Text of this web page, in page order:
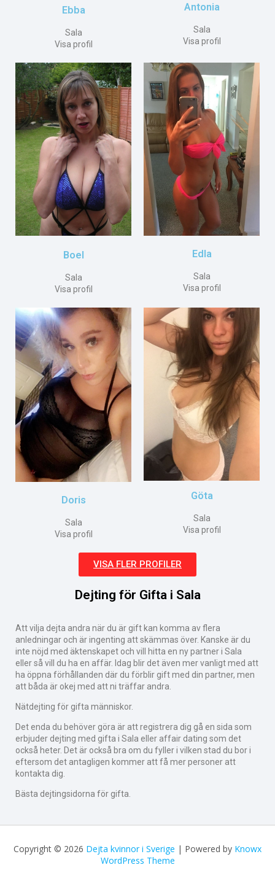
Ebba
Sala
Visa profil
Antonia
Sala
Visa profil
Boel
Sala
Visa profil
Edla
Sala
Visa profil
Doris
Sala
Visa profil
Göta
Sala
Visa profil
VISA FLER PROFILER
Dejting för Gifta i Sala
Att vilja dejta andra när du är gift kan komma av flera
anledningar och är ingenting att skämmas över. Kanske är du
inte nöjd med äktenskapet och vill hitta en ny partner i Sala
eller så vill du ha en affär. Idag blir det även mer vanligt med att
ha öppna förhållanden där du förblir gift med din partner, men
att båda är okej med att ni träffar andra.
Nätdejting för gifta människor.
Det enda du behöver göra är att registrera dig gå en sida som
erbjuder dejting med gifta i Sala eller affair dating som det
också heter. Det är också bra om du fyller i vilken stad du bor i
eftersom det antagligen kommer att få mer personer att
kontakta dig.
Bästa dejtingsidorna för gifta.
Copyright © 2026 Dejta kvinnor i Sverige | Powered by Knowx
WordPress Theme